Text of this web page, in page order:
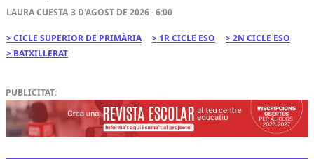
LAURA CUESTA 3 D'AGOST DE 2026 · 6:00
CICLE SUPERIOR DE PRIMÀRIA 1R CICLE ESO
2N CICLE ESO
BATXILLERAT
PUBLICITAT: